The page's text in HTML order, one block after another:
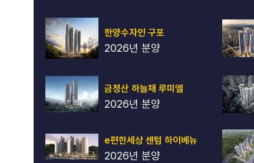
한양수자인 구포
2026년 분양
금정산 하늘채 루미엘
2026년 분양
e편한세상 센텀 하이베뉴
2026년 분양